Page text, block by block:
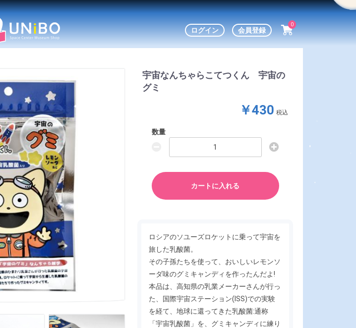
ログイン 会員登録
0
宇宙なんちゃらこてつくん 宇宙の
グミ
￥430 税込
数量
カートに入れる
ロシアのソユーズロケットに乗って宇宙を
旅した乳酸菌。
その子孫たちを使って、おいしいレモンソ
ーダ味のグミキャンディを作ったんだよ!
本品は、高知県の乳業メーカーさんが行っ
た、国際宇宙ステーション(ISS)での実験
を経て、地球に還ってきた乳酸菌:通称
「宇宙乳酸菌」を、グミキャンディに練り